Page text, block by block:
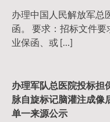
办理中国人民解放军总
函。 要求：招标文件
业保函、或 […]
办理军队总医院投标
脉自旋标记脑灌注成
单一来源公示